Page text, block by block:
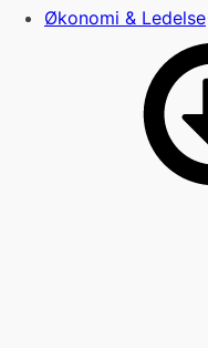
Økonomi & Ledelse